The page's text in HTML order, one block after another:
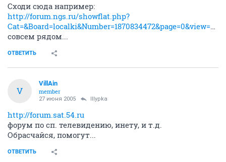
Сходи сюда например:
http://forum.ngs.ru/showflat.php?
Cat=&Board=localki&Number=1870834472&page=0&view=collapsed&sb=5&o=&fpart=1
совсем рядом...
ОТВЕТИТЬ
V
VillAin
member
27 июня 2005 IIIypka
http://forum.sat.54.ru
форум по сп. телевидению, инету, и т.д.
Обрасчайся, помогут...
ОТВЕТИТЬ